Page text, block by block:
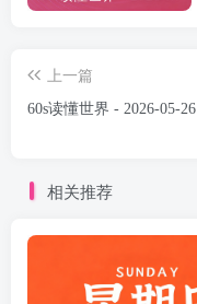
上一篇
60s读懂世界 - 2026-05-26
相关推荐